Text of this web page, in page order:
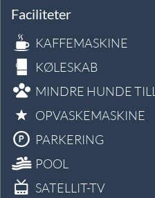
Faciliteter
KAFFEMASKINE
KØLESKAB
MINDRE HUNDE
OPVASKEMASKINE
PARKERING
POOL
SATELLIT-TV